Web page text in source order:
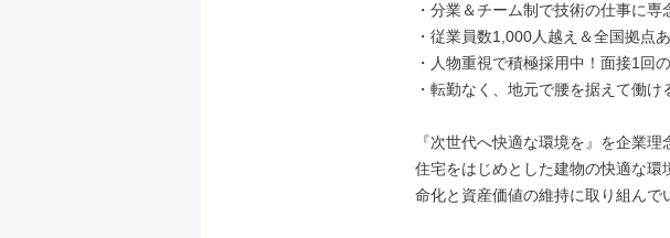
・分業＆チーム制で技術の仕事に専
・従業員数1,000人越え＆全国拠点
・人物重視で積極採用中！面接1回
・転勤なく、地元で腰を据えて働け
『次世代へ快適な環境を』を企業理
住宅をはじめとした建物の快適な
命化と資産価値の維持に取り組んで